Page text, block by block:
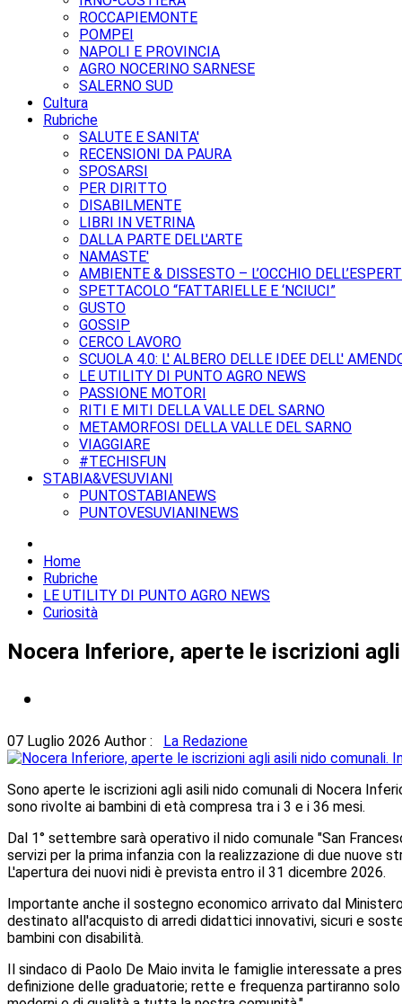
ROCCAPIEMONTE
POMPEI
NAPOLI E PROVINCIA
AGRO NOCERINO SARNESE
SALERNO SUD
Cultura
Rubriche
SALUTE E SANITA'
RECENSIONI DA PAURA
SPOSARSI
PER DIRITTO
DISABILMENTE
LIBRI IN VETRINA
DALLA PARTE DELL'ARTE
NAMASTE'
AMBIENTE & DISSESTO – L’OCCHIO
SPETTACOLO “FATTARIELLE E ‘NCIUCI”
GUSTO
GOSSIP
CERCO LAVORO
SCUOLA 4.0: L' ALBERO DELLE IDEE DELL'
LE UTILITY DI PUNTO AGRO NEWS
PASSIONE MOTORI
RITI E MITI DELLA VALLE DEL SARNO
METAMORFOSI DELLA VALLE DEL SARNO
VIAGGIARE
#TECHISFUN
STABIA&VESUVIANI
PUNTOSTABIANEWS
PUNTOVESUVIANINEWS
Home
Rubriche
LE UTILITY DI PUNTO AGRO NEWS
Curiosità
Nocera Inferiore, aperte le iscrizioni
07 Luglio 2026 Author : La Redazione
Sono aperte le iscrizioni agli asili nido comunali di Nocera
sono rivolte ai bambini di età compresa tra i 3 e i 36 mesi.
Dal 1° settembre sarà operativo il nido comunale "San
servizi per la prima infanzia con la realizzazione di due nuove
L'apertura dei nuovi nidi è prevista entro il 31 dicembre 2026.
Importante anche il sostegno economico arrivato dal
destinato all'acquisto di arredi didattici innovativi, sicuri e
bambini con disabilità.
Il sindaco di Paolo De Maio invita le famiglie interessate a
definizione delle graduatorie; rette e frequenza partiranno